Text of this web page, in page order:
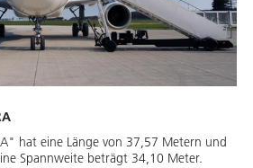
hat eine Länge von 37,57 Metern und
Spannweite beträgt 34,10 Meter.